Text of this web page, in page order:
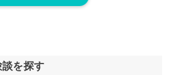
を探す